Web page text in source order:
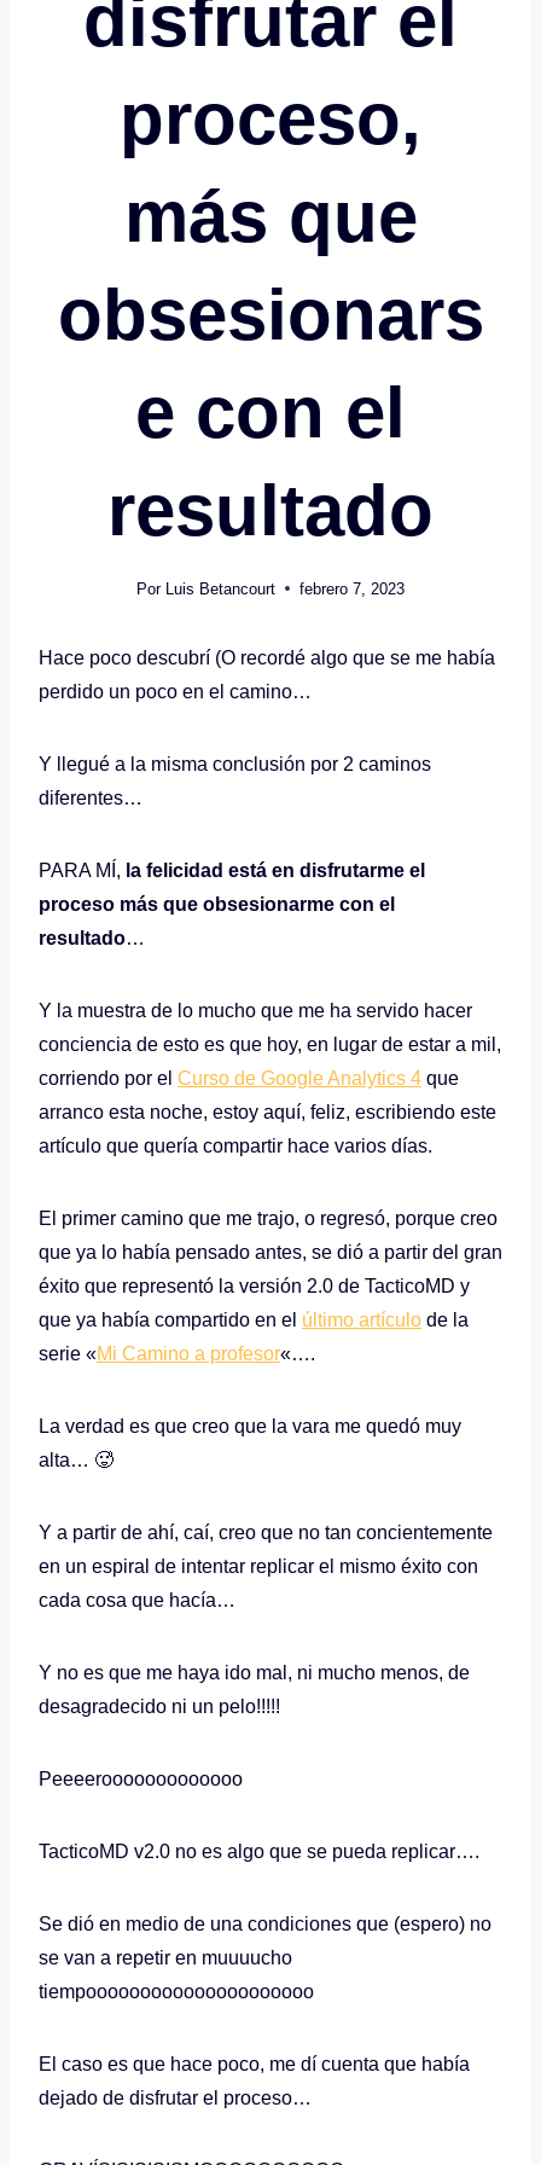
disfrutar el
proceso,
más que
obsesionars
e con el
resultado
Por Luis Betancourt febrero 7, 2023
Hace poco descubrí (O recordé algo que se me había
perdido un poco en el camino…
Y llegué a la misma conclusión por 2 caminos
diferentes…
PARA MÍ, la felicidad está en disfrutarme el
proceso más que obsesionarme con el
resultado…
Y la muestra de lo mucho que me ha servido hacer
conciencia de esto es que hoy, en lugar de estar a mil,
corriendo por el Curso de Google Analytics 4 que
arranco esta noche, estoy aquí, feliz, escribiendo este
artículo que quería compartir hace varios días.
El primer camino que me trajo, o regresó, porque creo
que ya lo había pensado antes, se dió a partir del gran
éxito que representó la versión 2.0 de TacticoMD y
que ya había compartido en el último artículo de la
serie «Mi Camino a profesor«….
La verdad es que creo que la vara me quedó muy
alta… 🥵
Y a partir de ahí, caí, creo que no tan concientemente
en un espiral de intentar replicar el mismo éxito con
cada cosa que hacía…
Y no es que me haya ido mal, ni mucho menos, de
desagradecido ni un pelo!!!!!
Peeeerooooooooooooo
TacticoMD v2.0 no es algo que se pueda replicar….
Se dió en medio de una condiciones que (espero) no
se van a repetir en muuuucho
tiempooooooooooooooooooooo
El caso es que hace poco, me dí cuenta que había
dejado de disfrutar el proceso…